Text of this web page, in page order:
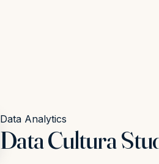
Data Analytics
Data Cultura